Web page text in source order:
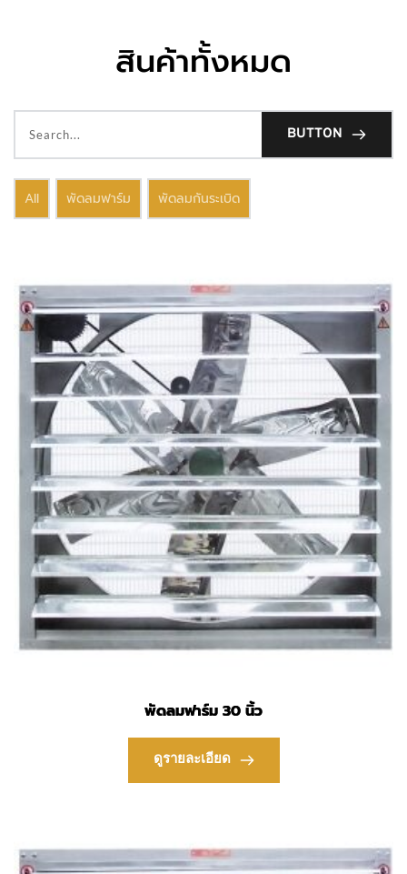
สินค้าทั้งหมด
BUTTON
All พัดลมฟาร์ม พัดลมกันระเบิด
พัดลมฟาร์ม 30 นิ้ว
ดูรายละเอียด